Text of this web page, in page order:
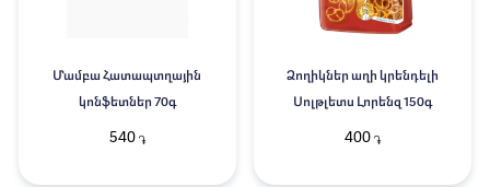
Մամբա Հատապտղային
կոնֆետներ 70գ
540֏
Ձողիկներ աղի կրենդելի
Սոլթլետս Լորենզ 150գ
400 ֏